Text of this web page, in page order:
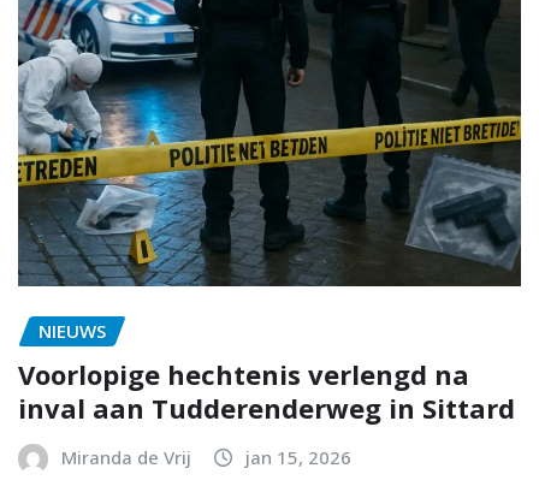
NIEUWS
Voorlopige hechtenis verlengd na
inval aan Tudderenderweg in Sittard
Miranda de Vrij jan 15, 2026